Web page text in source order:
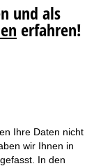
und als
erfahren!
Ihre Daten nicht
wir Ihnen in
In den